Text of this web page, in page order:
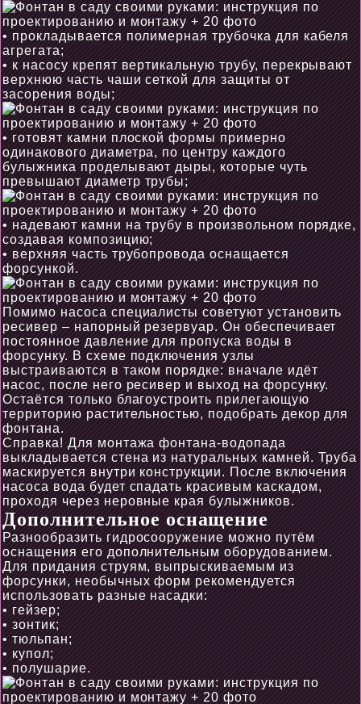
• прокладывается полимерная трубочка для кабеля
агрегата;
• к насосу крепят вертикальную трубу, перекрывают
верхнюю часть чаши сеткой для защиты от
засорения воды;
• готовят камни плоской формы примерно
одинакового диаметра, по центру каждого
булыжника проделывают дыры, которые чуть
превышают диаметр трубы;
• надевают камни на трубу в произвольном порядке,
создавая композицию;
• верхняя часть трубопровода оснащается
форсункой.
Помимо насоса специалисты советуют установить
ресивер – напорный резервуар. Он обеспечивает
постоянное давление для пропуска воды в
форсунку. В схеме подключения узлы
выстраиваются в таком порядке: вначале идёт
насос, после него ресивер и выход на форсунку.
Остаётся только благоустроить прилегающую
территорию растительностью, подобрать декор для
фонтана.
Справка! Для монтажа фонтана-водопада
выкладывается стена из натуральных камней. Труба
маскируется внутри конструкции. После включения
насоса вода будет спадать красивым каскадом,
проходя через неровные края булыжников.
Дополнительное оснащение
Разнообразить гидросооружение можно путём
оснащения его дополнительным оборудованием.
Для придания струям, выпрыскиваемым из
форсунки, необычных форм рекомендуется
использовать разные насадки:
• гейзер;
• зонтик;
• тюльпан;
• купол;
• полушарие.